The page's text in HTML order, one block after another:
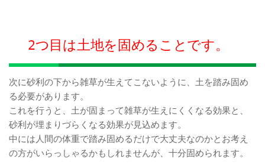
2つ目は土地を固めることです。
次に砂利の下から雑草が生えてこないように、土を踏み固め
る必要があります。
これを行うと、土が固まって雑草が生えにくくなる効果と、
砂利が埋まりづらくなる効果が見込めます。
中には人間の体重で踏み固めるだけで大丈夫なのかとお考え
の方がいらっしゃるかもしれませんが、十分固められます。